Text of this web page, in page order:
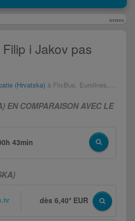
Annonce
i Jakov pas
(Hrvatska) à FlixBus, Eurolines, bus IC et autres
EN COMPARAISON AVEC LE
43min
dès 6,40* EUR